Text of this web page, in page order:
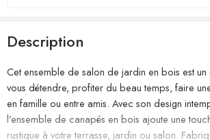
Description
Cet ensemble de salon de jardin en bois est
vous détendre, profiter du beau temps, faire
en famille ou entre amis. Avec son design
l’ensemble de canapés en bois ajoute une
rustique à votre terrasse, jardin ou salon.